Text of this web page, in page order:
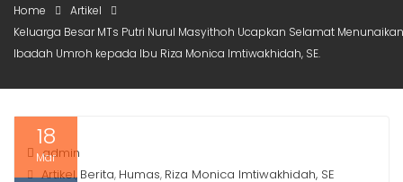
Home
Artikel
Keluarga Besar MTs Putri Nurul Masyithoh Ucapkan Selamat Menunaikan
Ibadah Umroh kepada Ibu Riza Monica Imtiwakhidah, SE.
18
Mar
admin
Artikel, Berita, Humas, Riza Monica Imtiwakhidah, SE